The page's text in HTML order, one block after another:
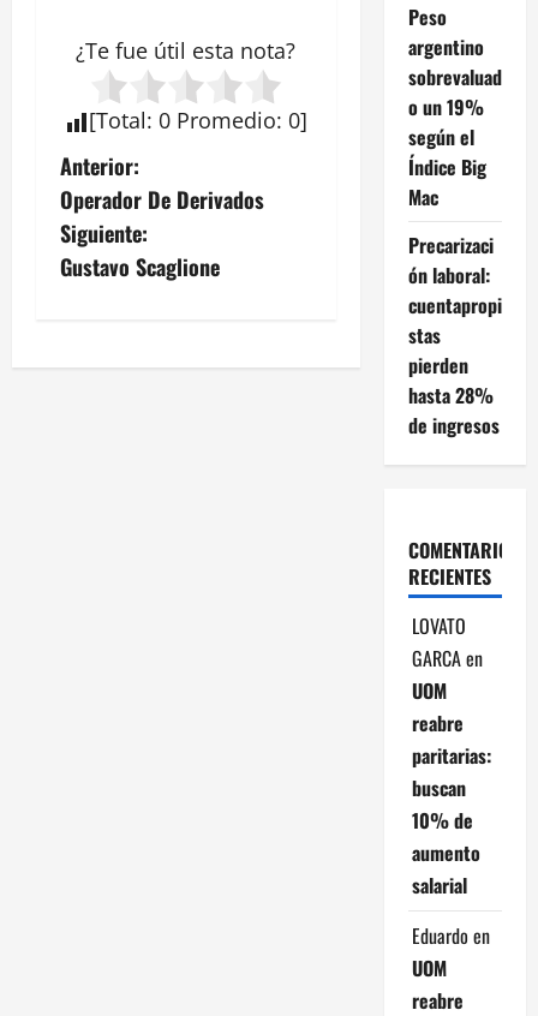
¿Te fue útil esta nota?
[Total: 0 Promedio: 0]
N
a
v
g
Anterior:
Operador De Derivados
Siguiente:
Gustavo Scaglione
Peso
argentino
sobrevaluad
o un 19%
según el
Índice Big
Mac
Precarizaci
ón laboral:
cuentapropi
stas
pierden
hasta 28%
de ingresos
COMENTARIOS
RECIENTES
LOVATO
GARCAen
UOM
reabre
paritarias:
buscan
10% de
aumento
salarial
Eduardo en
UOM
reabre